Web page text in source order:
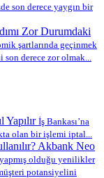
son derece yaygın bir
Zor Durumdaki
şartlarında geçinmek
derece zor olmak...
Yapılır İş Bankası’na
olan bir işlemi iptal...
Akbank Neo
olduğu yenilikler
potansiyelini